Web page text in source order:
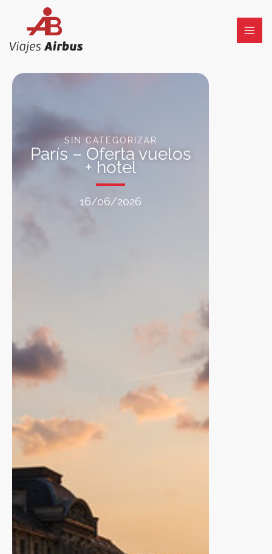
contenido
SIN CATEGORIZAR
París – Oferta vuelos
+ hotel
16/06/2026